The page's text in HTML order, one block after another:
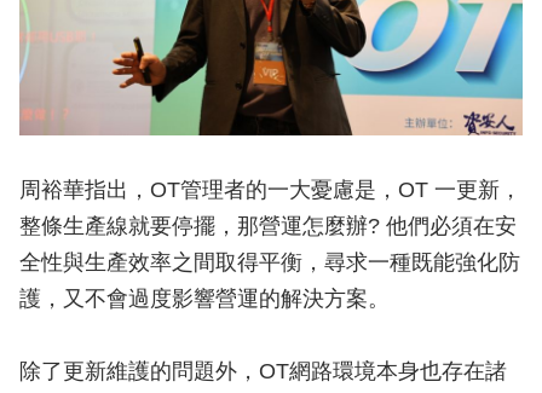
周裕華指出，OT管理者的一大憂慮是，OT 一更新，
整條生產線就要停擺，那營運怎麼辦? 他們必須在安
全性與生產效率之間取得平衡，尋求一種既能強化防
護，又不會過度影響營運的解決方案。
除了更新維護的問題外，OT網路環境本身也存在諸